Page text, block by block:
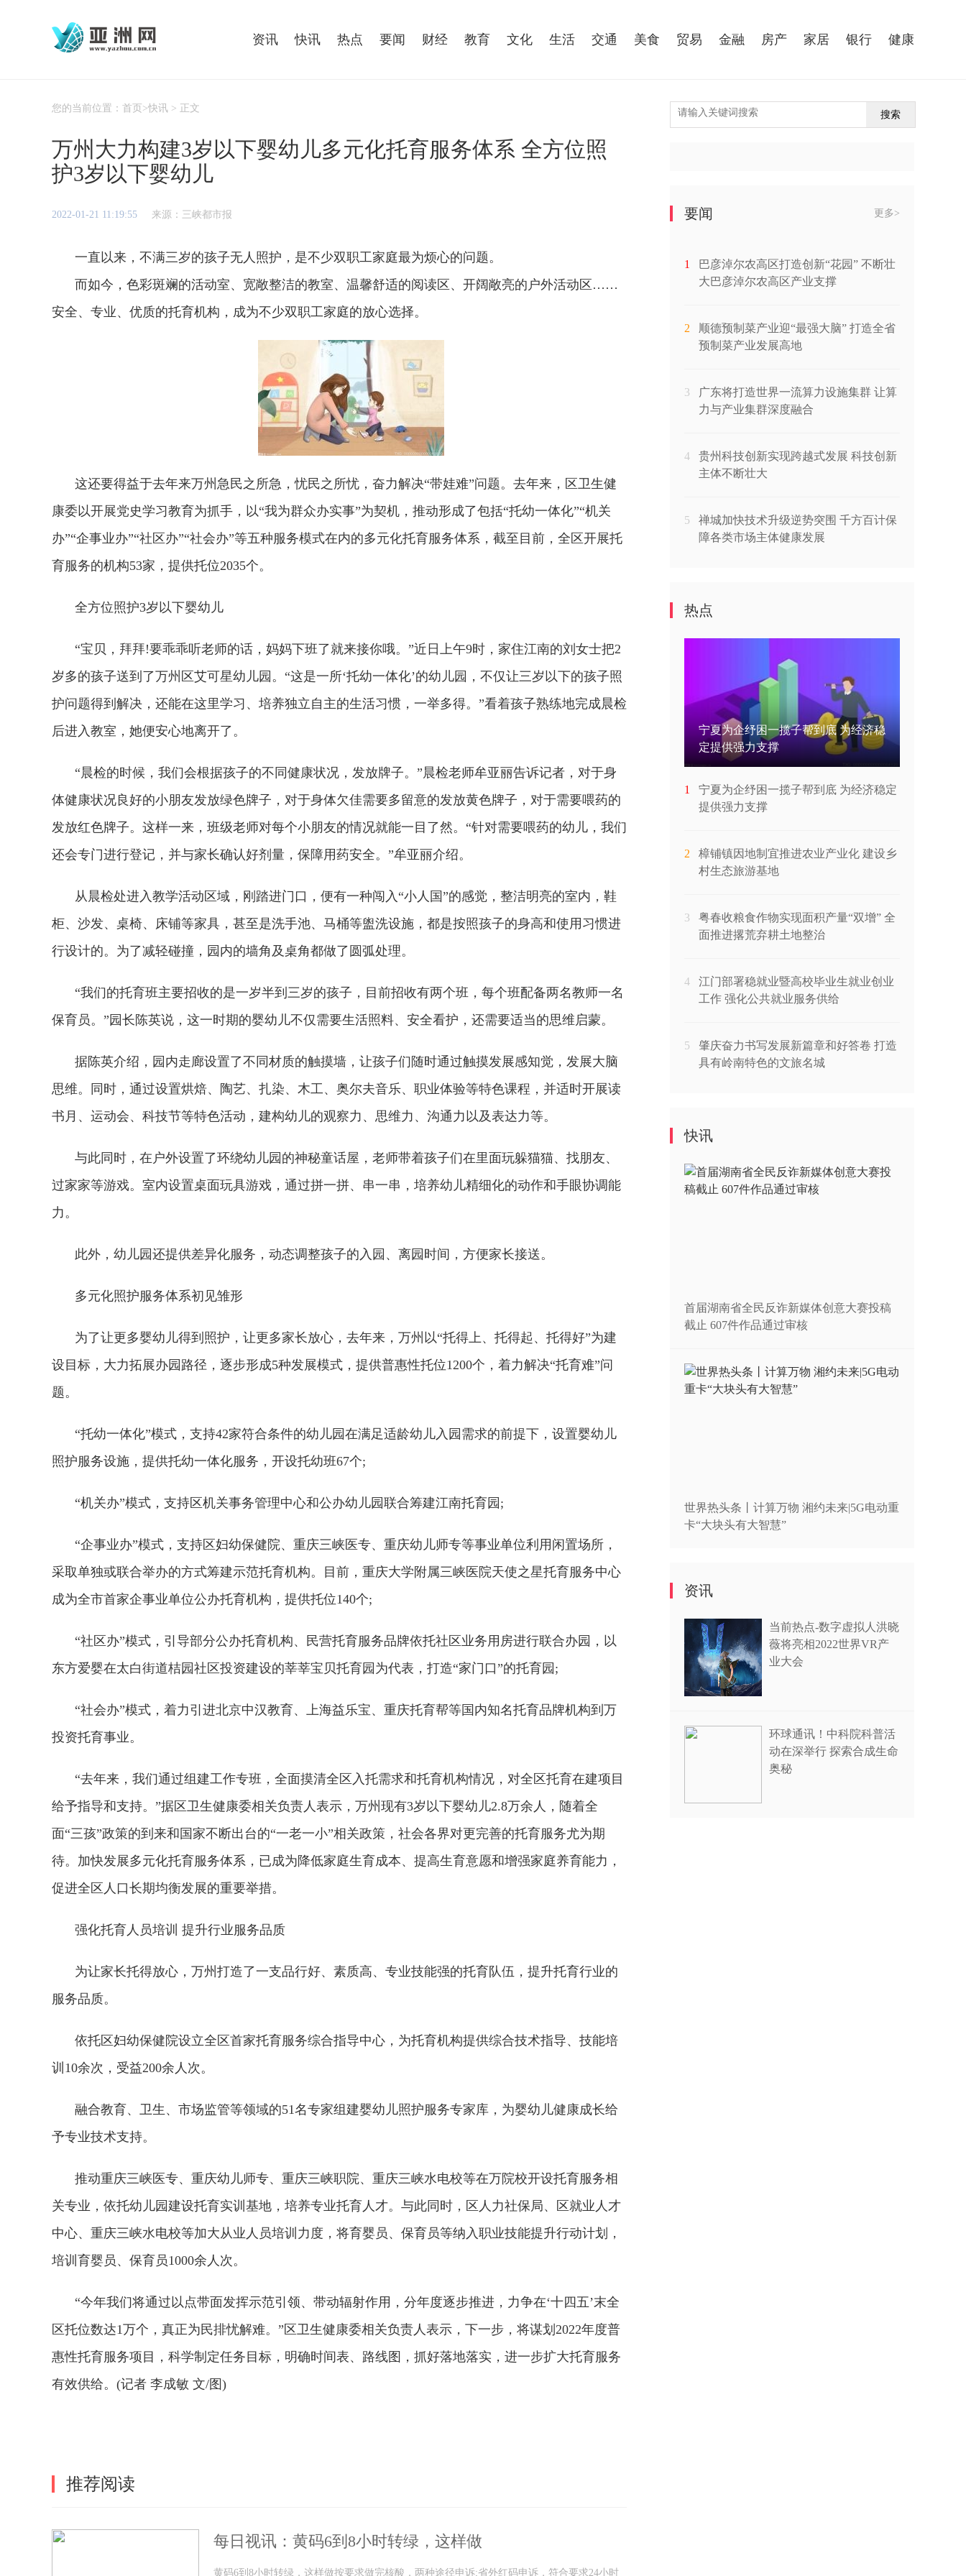
资讯 快讯 热点 要闻 财经 教育 文化 生活 交通 美食 贸易 金融 房产 家居 银行 健康
您的当前位置： 首页 >快讯 > 正文
万州大力构建3岁以下婴幼儿多元化托育服务体系 全方位照
护3岁以下婴幼儿
2022-01-21 11:19:55 来源：三峡都市报
一直以来，不满三岁的孩子无人照护，是不少双职工家庭最为烦心的问题。
而如今，色彩斑斓的活动室、宽敞整洁的教室、温馨舒适的阅读区、开阔敞亮的户外活动区……
安全、专业、优质的托育机构，成为不少双职工家庭的放心选择。
这还要得益于去年来万州急民之所急，忧民之所忧，奋力解决“带娃难”问题。去年来，区卫生健
康委以开展党史学习 教育为抓手，以“我为群众办实事”为契机，推动形成了包括“托幼一体化”“机关
办”“企事业办”“社区办”“社会办”等五种服务模式在内的多元化托育服务体系，截至目前，全区开展托
育服务的机构53家，提供托位2035个。
全方位照护3岁以下婴幼儿
“宝贝，拜拜!要乖乖听老师的话，妈妈下班了就来接你哦。”近 日上午9时，家住江南的刘女士把2
岁多的孩子送到了万州区艾可星幼儿园。“这是一所‘托幼一体化’的幼儿园，不仅让三岁以下的孩子照
护问题得到解决，还能在这里学习 、培养独立自主的生活习惯，一举多得。”看着孩子熟练地完成晨检
后进入教室，她便安心地离开了。
“晨检的时候，我们会根据孩子的不同健康状况，发放牌子。”晨检老师牟亚丽告诉记者，对于身
体健康状况良好的小朋友发放绿色牌子，对于身体欠佳需要多留意的发放黄色牌子，对于需要喂药的
发放红色牌子。这样一来，班级老师对每个小朋友的情况就能一目了然。“针对需要喂药的幼儿，我们
还会专门进行登记，并与家长确认好剂量，保障用药安全。”牟亚丽介绍。
从晨检处进入教学活动区域，刚踏进门口，便有一种闯入“小人国”的感觉，整洁明亮的室内，鞋
柜、沙发、桌椅、床铺等家具，甚至是洗手池、马桶等盥洗设施，都是按照孩子的身高和使用 习惯进
行设计的。为了减轻碰撞，园内的墙角及桌角都做了圆弧处理。
“我们的托育班主要招收的是一岁半到三岁的孩子，目前招收有两个班，每个班配备两名教师一名
保育员。”园长陈英说，这一时期的婴幼儿不仅需要生活照料、安全看护，还需要适当的思维启蒙。
据陈英介绍，园内走廊设置了不同材质的触摸墙，让孩子们随时通过触摸发展感知觉，发展大脑
思维。同时，通过设置烘焙、陶艺、扎染、木工、奥尔夫音乐、职业体验等特色课程，并适时开展读
书月、运动会、科技节等特色活动，建构幼儿的观察力、思维力、沟通力以及表达力等。
与此同时，在户外设置了环绕幼儿园的神秘童话屋，老师带着孩子们在里面玩躲猫猫、找朋友、
过家家等游戏。室内设置桌面玩具游戏，通过拼一拼、串一串，培养幼儿精细化的动作和手眼协调能
力。
此外，幼儿园还提供差异化服务，动态调整孩子的入园、离园时间，方便家长接送。
多元化照护服务体系初见雏形
为了让更多婴幼儿得到照护，让更多家长放心，去年来，万州以“托得上、托得起、托得好”为建
设目标，大力拓展办园路径，逐步形成5种发展模式，提供普惠性托位1200个，着力解决“托育难”问
题。
“托幼一体化”模式，支持42家符合条件的幼儿园在满足适龄幼儿入园需求的前提下，设置婴幼儿
照护服务设施，提供托幼一体化服务，开设托幼班67个;
“机关办”模式，支持区机关事务管理中心和公办幼儿园联合筹建江南托育园;
“企事业办”模式，支持区妇幼保健院、重庆三峡医专、重庆幼儿师专等事业单位利用闲置场所，
采取单独或联合举办的方式筹建示范托育机构。目前，重庆大学附属三峡医院天使之星托育服务中心
成为全市首家企事业单位公办托育机构，提供托位140个;
“社区办”模式，引导部分公办托育机构、民营托育服务品牌依托社区业务用房进行联合办园，以
东方爱婴在太白街道桔园社区投资建设的莘莘宝贝托育园为代表，打造“家门口”的托育园;
“社会办”模式，着力引进北京中汉教育、上海益乐宝、重庆托育帮等国内知名托育品牌机构到万
投资托育事业。
“去年来，我们通过组建工作专班，全面摸清全区入托需求和托育机构情况，对全区托育在建项目
给予指导和支持。”据区卫生健康委相关负责人表示，万州现有3岁以下婴幼儿2.8万余人，随着全
面“三孩”政策的到来和 国家不断出台的“一老一小”相关政策，社会各界对更完善的托育服务尤为期
待。加快发展多元化托育服务体系，已成为降低家庭生育成本、提高生育意愿和增强家庭养育能力，
促进全区人口长期均衡发展的重要举措。
强化托育人员培训 提升行业服务品质
为让家长托得放心，万州打造了一支品行好、素质高、专业技能强的托育队伍，提升托育行业的
服务品质。
依托区妇幼保健院设立全区首家托育服务综合指导中心，为托育机构提供综合技术指导、技能培
训10余次，受益200余人次。
融合教育、卫生、市场监管等领域的51名专家组建婴幼儿照护服务专家库，为婴幼儿健康成长给
予专业技术支持。
推动重庆三峡医专、重庆幼儿师专、重庆三峡职院、重庆三峡水电校等在万院校开设托育服务相
关专业，依托幼儿园建设托育实训基地，培养专业托育人才。与此同时，区人力社保局、区就业人才
中心、重庆三峡水电校等加大从业人员培训力度，将育婴员、保育员等纳入职业技能提升行动计划，
培训育婴员、保育员1000余人次。
“今年我们将通过以点带面发挥示范引领、带动辐射作用，分年度逐步推进，力争在‘十四五’末全
区托位数达1万个，真正为民排忧解难。”区卫生健康委相关负责人表示，下一步，将谋划2022年度普
惠性托育服务项目，科学制定任务目标，明确时间表、路线图，抓好落地落实，进一步扩大托育服务
有效供给。(记者 李成敏 文/图)
推荐阅读
每日视讯：黄码6到8小时转绿，这样做
黄码6到8小时转绿，这样做按要求做完核酸，两种途径申诉;省外红码申诉，符合要求24小时
搜索
要闻 更多>
1
巴彦淖尔农高区打造创新“花园” 不断壮
大巴彦淖尔农高区产业支撑
2
顺德预制菜产业迎“最强大脑” 打造全省
预制菜产业发展高地
3
广东将打造世界一流算力设施集群 让算
力与产业集群深度融合
4
贵州科技创新实现跨越式发展 科技创新
主体不断壮大
5
禅城加快技术升级逆势突围 千方百计保
障各类市场主体健康发展
热点
宁夏为企纾困一揽子帮到底 为经济稳
定提供强力支撑
1
宁夏为企纾困一揽子帮到底 为经济稳定
提供强力支撑
2
樟铺镇因地制宜推进农业产业化 建设乡
村生态旅游基地
3
粤春收粮食作物实现面积产量“双增” 全
面推进撂荒弃耕土地整治
4
江门部署稳就业暨高校毕业生就业创业
工作 强化公共就业服务供给
5
肇庆奋力书写发展新篇章和好答卷 打造
具有岭南特色的文旅名城
快讯
首届湖南省全民反诈新媒体创意大赛投稿
截止 607件作品通过审核
世界热头条丨计算万物 湘约未来|5G电动重
卡“大块头有大智慧”
资讯
当前热点-数字虚拟人洪晓
薇将亮相2022世界VR产
业大会
环球通讯！中科院科普活
动在深举行 探索合成生命
奥秘